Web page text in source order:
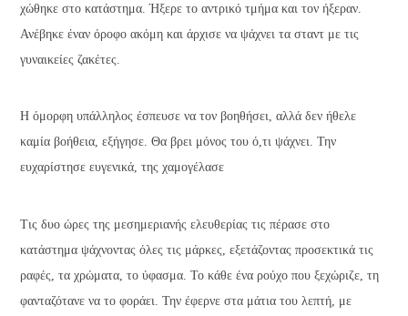
χώθηκε στο κατάστημα. Ήξερε το αντρικό τμήμα και τον ήξεραν.
Ανέβηκε έναν όροφο ακόμη και άρχισε να ψάχνει τα σταντ με τις
γυναικείες ζακέτες.
Η όμορφη υπάλληλος έσπευσε να τον βοηθήσει, αλλά δεν ήθελε
καμία βοήθεια, εξήγησε. Θα βρει μόνος του ό,τι ψάχνει. Την
ευχαρίστησε ευγενικά, της χαμογέλασε
Τις δυο ώρες της μεσημεριανής ελευθερίας τις πέρασε στο
κατάστημα ψάχνοντας όλες τις μάρκες, εξετάζοντας προσεκτικά τις
ραφές, τα χρώματα, το ύφασμα. Το κάθε ένα ρούχο που ξεχώριζε, τη
φανταζότανε να το φοράει. Την έφερνε στα μάτια του λεπτή, με